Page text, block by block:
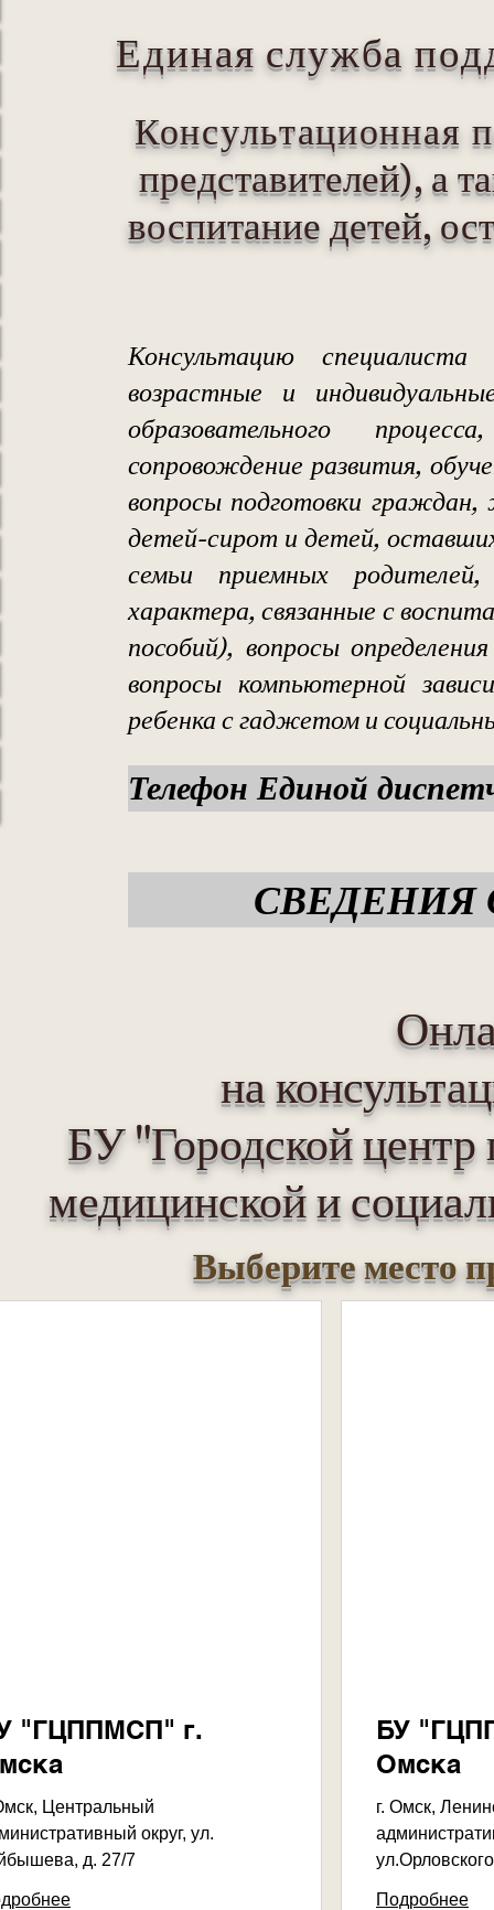
Консультационная
представителей), а
воспитание детей,
Консультацию
возрастные и
образовательного
сопровождение развития,
вопросы подготовки
детей-сирот и детей,
семьи приемных родителей,
характера, связанные с
пособий), вопросы
вопросы компьютерной
ребенка с гаджетом и
Единая служба
Телефон Единой
СВЕДЕНИЯ
на
БУ "Городской центр
медицинской и
Выберите место
"ГЦППМСП" г.
Центральный
округ, ул.
д. 27/7
БУ
Омска
г. Омск,
Подробнее